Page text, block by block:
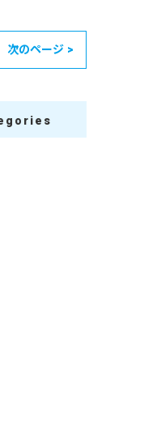
次のページ >